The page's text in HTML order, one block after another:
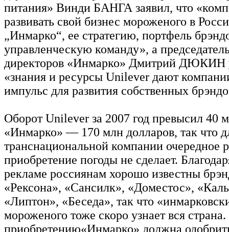
питания» Винди БАНГА заявил, что
развивать свой бизнес мороженого в
„Инмарко“, ее стратегию, портфель
управленческую команду», а
директоров «Инмарко» Дмитрий ДЮКИН
«знания и ресурсы Unilever дают
импульс для развития собственных
Оборот Unilever за 2007 год превысил 40
«Инмарко» — 170 млн долларов, так что
транснациональной компании очередное
приобретение погоды не сделает.
рекламе россиянам хорошо известны
«Рексона», «Сансилк», «Доместос»,
«Липтон», «Беседа», так что
мороженого тоже скоро узнает вся
приобретению«Инмарко» должна